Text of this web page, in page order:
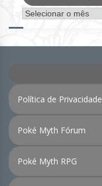
Arquivo
de
Política de Privacidade
Poké Myth Fórum
Poké Myth RPG